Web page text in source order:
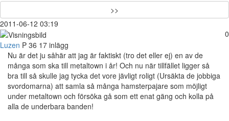
>>
2011-06-12 03:19
0
Luzen P 36 17 inlägg
Nu är det ju såhär att jag är faktiskt (tro det eller ej) en av de
många som ska till metaltown i år! Och nu när tillfället ligger så
bra till så skulle jag tycka det vore jävligt roligt (Ursäkta de jobbiga
svordomarna) att samla så många hamsterpajare som möjligt
under metaltown och försöka gå som ett enat gäng och kolla på
alla de underbara banden!